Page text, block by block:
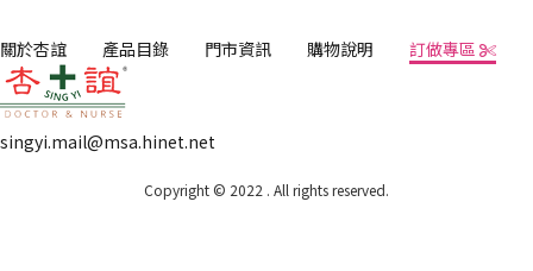
關於杏誼 產品目錄 門市資訊 購物說明 訂做專區
singyi.mail@msa.hinet.net
Copyright © 2022 . All rights reserved.